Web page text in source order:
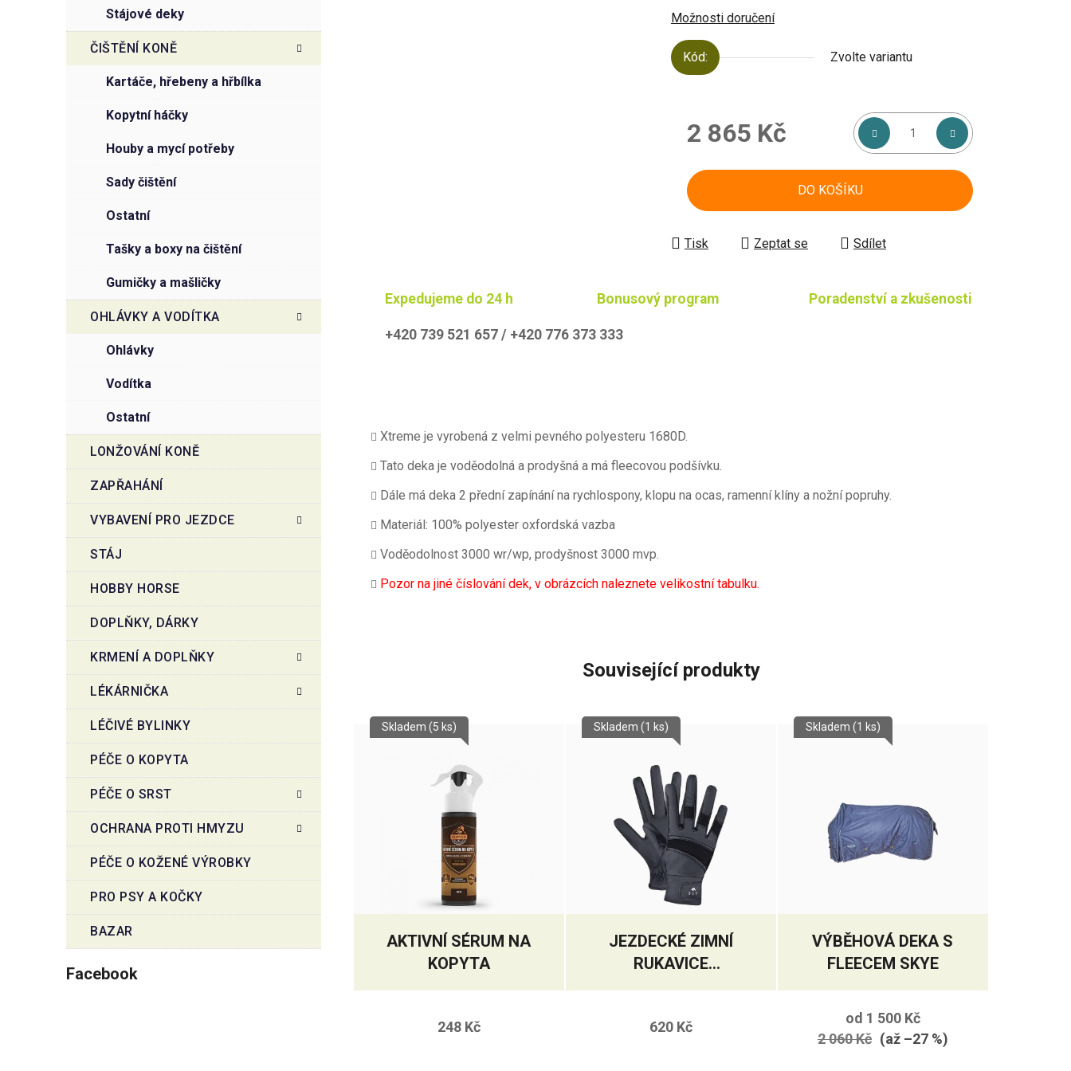
stájové deky
ČIŠTĚNÍ KONĚ
kartáče, hřebeny a hřbílka
kopytní háčky
houby a mycí potřeby
sady čištění
ostatní
tašky a boxy na čištění
gumičky a mašličky
OHLÁVKY A VODÍTKA
ohlávky
vodítka
ostatní
LONŽOVÁNÍ KONĚ
ZAPŘAHÁNÍ
VYBAVENÍ PRO JEZDCE
STÁJ
HOBBY HORSE
DOPLŇKY, DÁRKY
KRMENÍ A DOPLŇKY
LÉKÁRNIČKA
LÉČIVÉ BYLINKY
PÉČE O KOPYTA
PÉČE O SRST
OCHRANA PROTI HMYZU
PÉČE O KOŽENÉ VÝROBKY
PRO PSY A KOČKY
BAZAR
Facebook
Možnosti doručení
Kód: Zvolte variantu
2 865 Kč
DO KOŠÍKU
Tisk Zeptat se Sdílet
Expedujeme do 24 h Bonusový program Poradenství a zkušenosti
+420 739 521 657 / +420 776 373 333
Xtreme je vyrobená z velmi pevného polyesteru 1680D.
Tato deka je voděodolná a prodyšná a má fleecovou podšívku.
Dále má deka 2 přední zapínání na rychlospony, klopu na ocas, ramenní klíny a nožní popruhy.
Materiál: 100% polyester oxfordská vazba
Voděodolnost 3000 wr/wp, prodyšnost 3000 mvp.
Pozor na jiné číslování dek, v obrázcích naleznete velikostní tabulku.
Související produkty
AKTIVNÍ SÉRUM NA
KOPYTA
Skladem (5 ks)
248 Kč
JEZDECKÉ ZIMNÍ
RUKAVICE
MAGNETIZE
Skladem (1 ks)
620 Kč
VÝBĚHOVÁ DEKA S
FLEECEM SKYE
Skladem (1 ks)
od 1 500 Kč
2 060 Kč (až –27 %)